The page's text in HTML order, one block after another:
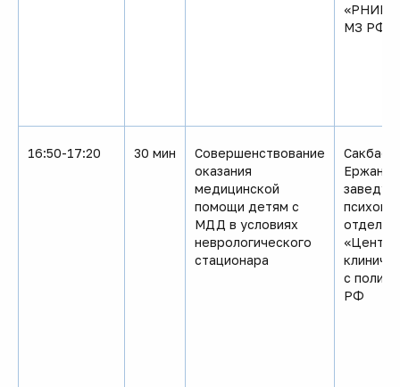
«РНИМУ
МЗ РФ
16:50-17:20 30 мин
Совершенствование
оказания
медицинской
помощи детям с
МДД в условиях
неврологического
стационара
с
РФ